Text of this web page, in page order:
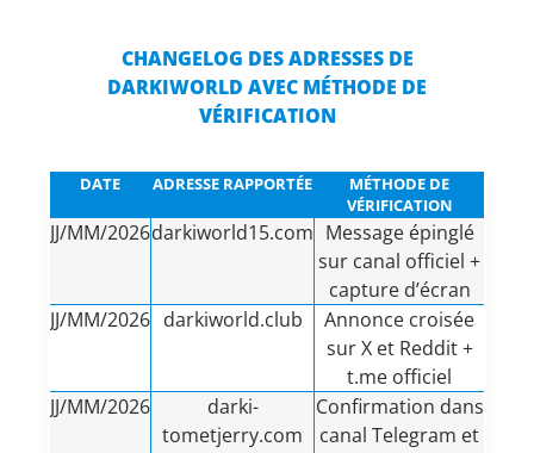
CHANGELOG DES ADRESSES DE
DARKIWORLD AVEC MÉTHODE DE
VÉRIFICATION
DATE ADRESSE RAPPORTÉE
MÉTHODE DE
VÉRIFICATION
JJ/MM/2026darkiworld15.com Message épinglé
sur canal officiel +
capture d’écran
JJ/MM/2026 darkiworld.club
Annonce croisée
sur X et Reddit +
t.me officiel
JJ/MM/2026
darki-
tometjerry.com
Confirmation dans
canal Telegram et